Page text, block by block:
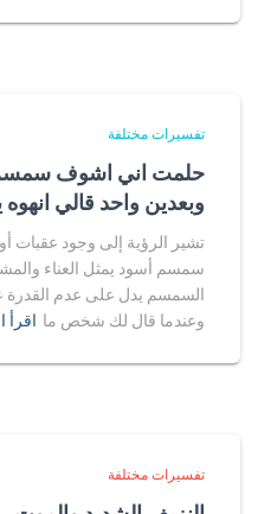
تفسيرات مختلفة
حلمت اني اشوف
وبعدين واحد قالي
تشير الرؤية إلى وجود عقبات
سمسم أسود يمثل العناء
السمسم يدل على عدم القدرة
وعندما قال لك شخص ما اقرأ
تفسيرات مختلفة